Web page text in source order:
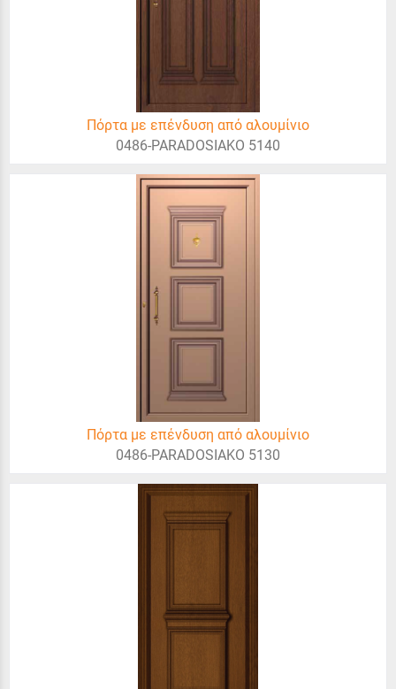
Πόρτα με επένδυση από αλουμίνιο
0486-PARADOSIAKO 5140
Πόρτα με επένδυση από αλουμίνιο
0486-PARADOSIAKO 5130